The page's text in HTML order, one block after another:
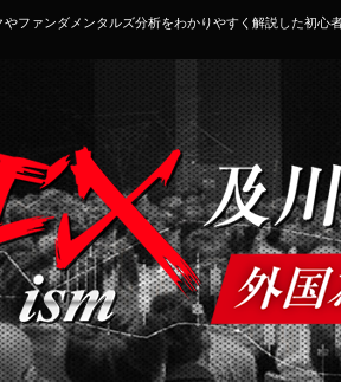
ファンダメンタルズ分析をわかりやすく解説した初心